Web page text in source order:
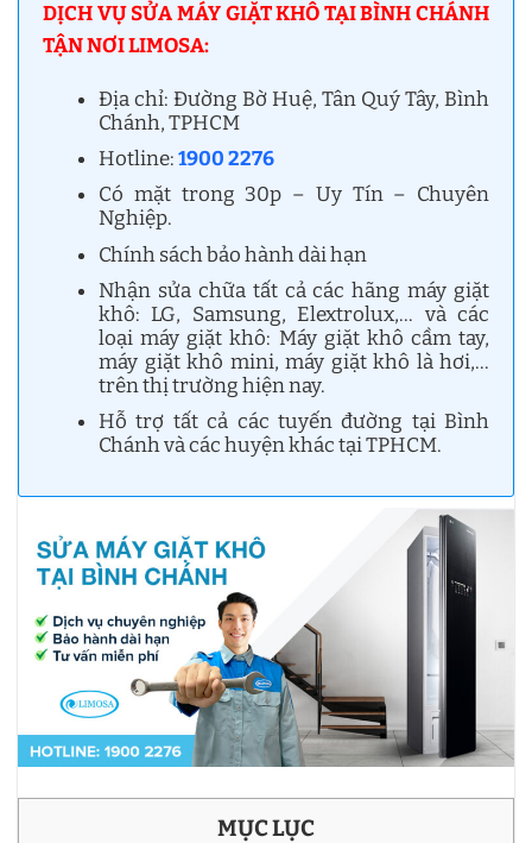
DỊCH VỤ SỬA MÁY GIẶT KHÔ TẠI BÌNH CHÁNH
TẬN NƠI LIMOSA:
Địa chỉ: Đường Bờ Huệ, Tân Quý Tây, Bình
Chánh, TPHCM
Hotline:1900 2276
Có mặt trong 30p – Uy Tín – Chuyên
Nghiệp.
Chính sách bảo hành dài hạn
Nhận sửa chữa tất cả các hãng máy giặt
khô: LG, Samsung, Elextrolux,… và các
loại máy giặt khô: Máy giặt khô cầm tay,
máy giặt khô mini, máy giặt khô là hơi,…
trên thị trường hiện nay.
Hỗ trợ tất cả các tuyến đường tại Bình
Chánh và các huyện khác tại TPHCM.
MỤC LỤC